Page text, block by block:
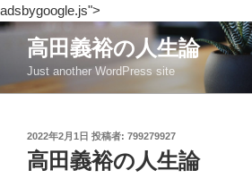
adsbygoogle.js">
コ
ン
高田義裕の人生論
Just another WordPress site
投
稿
日:
2022年2月1日 投稿者: 799279927
高田義裕の人生論